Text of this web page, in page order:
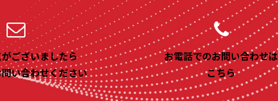
ございましたら
い合わせください
お電話でのお問い合わせは
こちら